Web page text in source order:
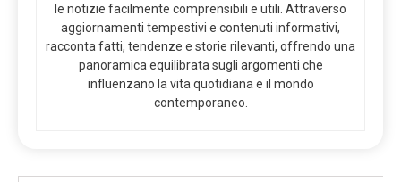
le notizie facilmente comprensibili e utili. Attraverso
aggiornamenti tempestivi e contenuti informativi,
racconta fatti, tendenze e storie rilevanti, offrendo una
panoramica equilibrata sugli argomenti che
influenzano la vita quotidiana e il mondo
contemporaneo.